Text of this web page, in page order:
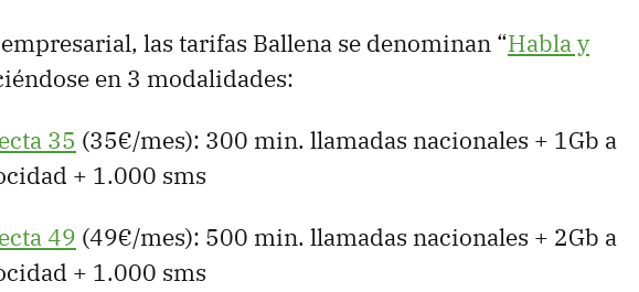
las tarifas Ballena se denominan “Habla y
en 3 modalidades:
35 (35€/mes): 300 min. llamadas nacionales + 1Gb a
+ 1.000 sms
49 (49€/mes): 500 min. llamadas nacionales + 2Gb a
+ 1.000 sms